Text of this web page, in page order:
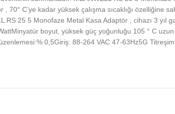
C’ye kadar yüksek çalışma sıcaklığı özelliğine
25 5 Monofaze Metal Kasa Adaptör , cihazı 3 yıl
boyut, yüksek güç yoğunluğu 105 ° C
0,5Giriş: 88-264 VAC 47-63Hz5G